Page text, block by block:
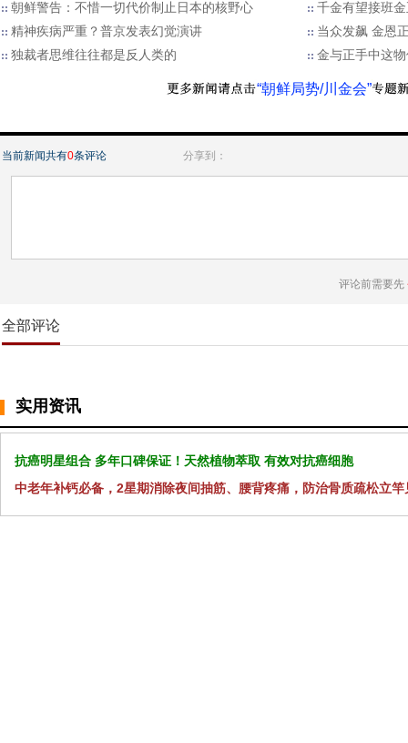
朝鲜警告：不惜一切代价制止日本的核野心
千金有望接班
精神疾病严重？普京发表幻觉演讲
当众发飙 金恩
独裁者思维往往都是反人类的
金与正手中这
“朝鲜局势/川金会”
当前新闻共有0条评论 分享到：
评论前需要先
全部评论
实用资讯
抗癌明星组合 多年口碑保证！天然植物萃取 有效对抗癌细胞
中老年补钙必备，2星期消除夜间抽筋、腰背疼痛，防治骨质疏松立竿